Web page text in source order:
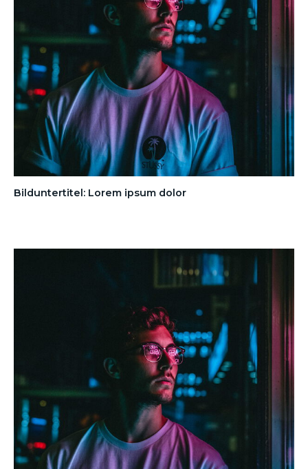
Bilduntertitel: Lorem ipsum dolor